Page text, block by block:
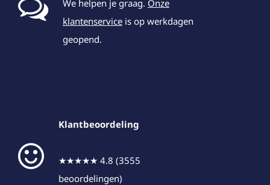
We helpen je graag. Onze
klantenservice is op werkdagen
geopend.
Klantbeoordeling
★★★★★ 4.8 (3555
beoordelingen)